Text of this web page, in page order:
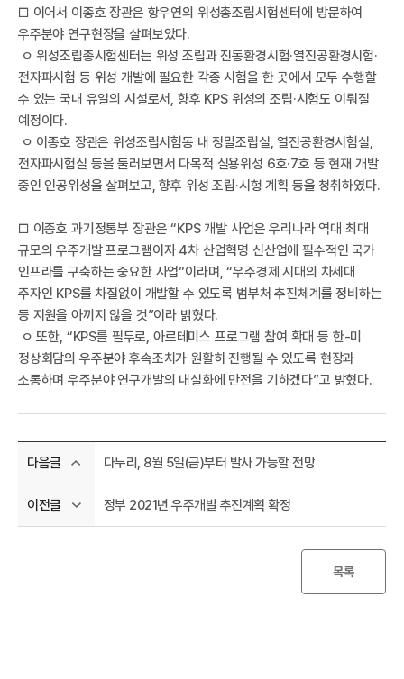
항
공
□ 이어서 이종호 장관은 항우연의 위성총조립시험센터에 방문하여
우주분야 연구현장을 살펴보았다.
ㅇ 위성조립총시험센터는 위성 조립과 진동환경시험·열진공환경시험·
전자파시험 등 위성 개발에 필요한 각종 시험을 한 곳에서 모두 수행할
수 있는 국내 유일의 시설로서, 향후 KPS 위성의 조립·시험도 이뤄질
예정이다.
ㅇ 이종호 장관은 위성조립시험동 내 정밀조립실, 열진공환경시험실,
전자파시험실 등을 둘러보면서 다목적 실용위성 6호·7호 등 현재 개발
중인 인공위성을 살펴보고, 향후 위성 조립·시헝 계획 등을 청취하였다.
□ 이종호 과기정통부 장관은 “KPS 개발 사업은 우리나라 역대 최대
규모의 우주개발 프로그램이자 4차 산업혁명 신산업에 필수적인 국가
인프라를 구축하는 중요한 사업”이라며, “우주경제 시대의 차세대
주자인 KPS를 차질없이 개발할 수 있도록 범부처 추진체계를 정비하는
등 지원을 아끼지 않을 것”이라 밝혔다.
ㅇ 또한, “KPS를 필두로, 아르테미스 프로그램 참여 확대 등 한-미
정상회담의 우주분야 후속조치가 원활히 진행될 수 있도록 현장과
소통하며 우주분야 연구개발의 내실화에 만전을 기하겠다”고 밝혔다.​
다음글 다누리, 8월 5일(금)부터 발사 가능할 전망
이전글 정부 2021년 우주개발 추진계획 확정
목록